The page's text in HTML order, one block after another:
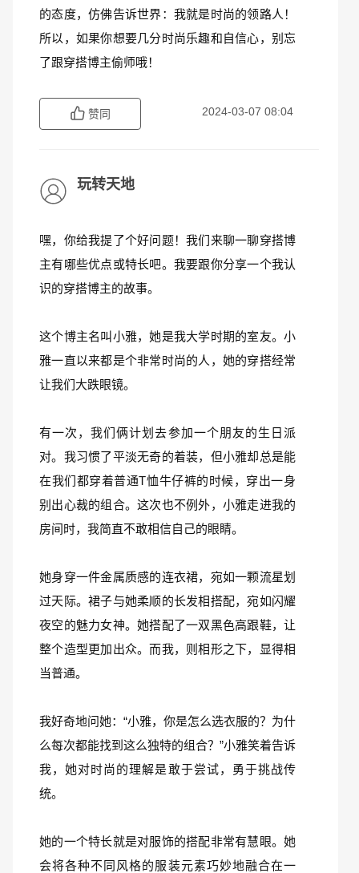
的态度，仿佛告诉世界：我就是时尚的领路人！
所以，如果你想要几分时尚乐趣和自信心，别忘
了跟穿搭博主偷师哦！
赞同 2024-03-07 08:04
玩转天地
嘿，你给我提了个好问题！我们来聊一聊穿搭博
主有哪些优点或特长吧。我要跟你分享一个我认
识的穿搭博主的故事。
这个博主名叫小雅，她是我大学时期的室友。小
雅一直以来都是个非常时尚的人，她的穿搭经常
让我们大跌眼镜。
有一次，我们俩计划去参加一个朋友的生日派
对。我习惯了平淡无奇的着装，但小雅却总是能
在我们都穿着普通T恤牛仔裤的时候，穿出一身
别出心裁的组合。这次也不例外，小雅走进我的
房间时，我简直不敢相信自己的眼睛。
她身穿一件金属质感的连衣裙，宛如一颗流星划
过天际。裙子与她柔顺的长发相搭配，宛如闪耀
夜空的魅力女神。她搭配了一双黑色高跟鞋，让
整个造型更加出众。而我，则相形之下，显得相
当普通。
我好奇地问她：“小雅，你是怎么选衣服的？为什
么每次都能找到这么独特的组合？”小雅笑着告诉
我，她对时尚的理解是敢于尝试，勇于挑战传
统。
她的一个特长就是对服饰的搭配非常有慧眼。她
会将各种不同风格的服装元素巧妙地融合在一